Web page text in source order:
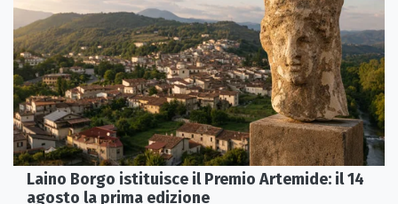
Laino Borgo istituisce il Premio Artemide: il 14
agosto la prima edizione